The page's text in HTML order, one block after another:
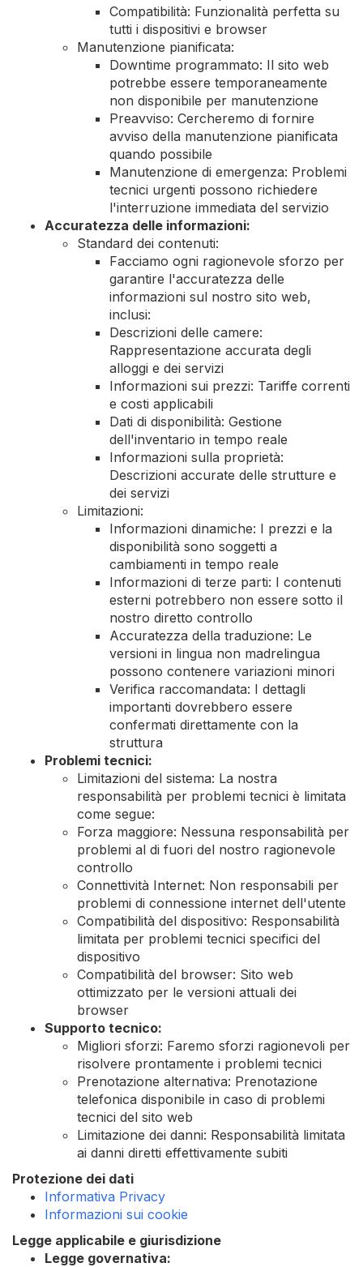
Compatibilità: Funzionalità perfetta su
tutti i dispositivi e browser
Manutenzione pianificata:
Downtime programmato: Il sito web
potrebbe essere temporaneamente
non disponibile per manutenzione
Preavviso: Cercheremo di fornire
avviso della manutenzione pianificata
quando possibile
Manutenzione di emergenza: Problemi
tecnici urgenti possono richiedere
l'interruzione immediata del servizio
Accuratezza delle informazioni:
Standard dei contenuti:
Facciamo ogni ragionevole sforzo per
garantire l'accuratezza delle
informazioni sul nostro sito web,
inclusi:
Descrizioni delle camere:
Rappresentazione accurata degli
alloggi e dei servizi
Informazioni sui prezzi: Tariffe correnti
e costi applicabili
Dati di disponibilità: Gestione
dell'inventario in tempo reale
Informazioni sulla proprietà:
Descrizioni accurate delle strutture e
dei servizi
Limitazioni:
Informazioni dinamiche: I prezzi e la
disponibilità sono soggetti a
cambiamenti in tempo reale
Informazioni di terze parti: I contenuti
esterni potrebbero non essere sotto il
nostro diretto controllo
Accuratezza della traduzione: Le
versioni in lingua non madrelingua
possono contenere variazioni minori
Verifica raccomandata: I dettagli
importanti dovrebbero essere
confermati direttamente con la
struttura
Problemi tecnici:
Limitazioni del sistema: La nostra
responsabilità per problemi tecnici è limitata
come segue:
Forza maggiore: Nessuna responsabilità per
problemi al di fuori del nostro ragionevole
controllo
Connettività Internet: Non responsabili per
problemi di connessione internet dell'utente
Compatibilità del dispositivo: Responsabilità
limitata per problemi tecnici specifici del
dispositivo
Compatibilità del browser: Sito web
ottimizzato per le versioni attuali dei
browser
Supporto tecnico:
Migliori sforzi: Faremo sforzi ragionevoli per
risolvere prontamente i problemi tecnici
Prenotazione alternativa: Prenotazione
telefonica disponibile in caso di problemi
tecnici del sito web
Limitazione dei danni: Responsabilità limitata
ai danni diretti effettivamente subiti
Protezione dei dati
Informativa Privacy
Informazioni sui cookie
Legge applicabile e giurisdizione
Legge governativa: